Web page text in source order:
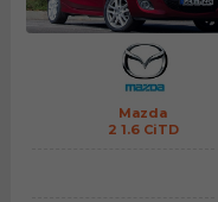
Mazda
2 1.6 CiTD